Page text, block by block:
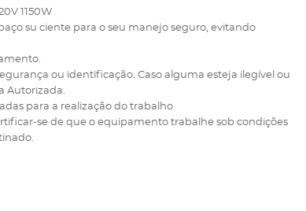
1150W
su ciente para o seu manejo seguro, evitando
ou identificação. Caso alguma esteja ilegível ou
Autorizada.
para a realização do trabalho
se de que o equipamento trabalhe sob condições